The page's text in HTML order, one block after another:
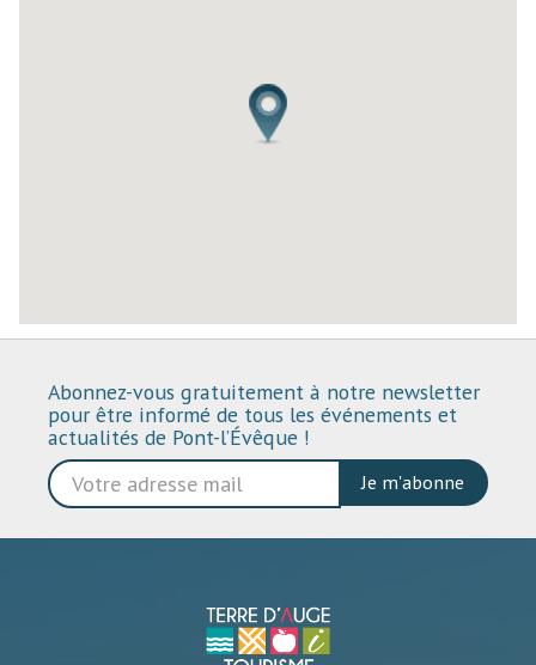
Abonnez-vous gratuitement à notre newsletter
pour être informé de tous les événements et
actualités de Pont-l’Évêque !
Je m'abonne